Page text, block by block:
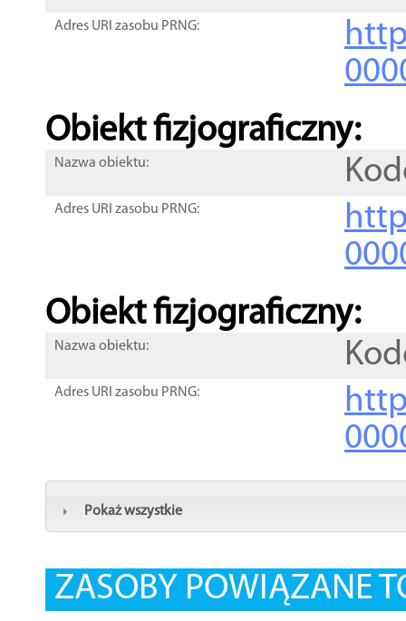
Adres URI zasobu PRNG:
Obiekt fizjograficzny:
Nazwa obiektu:
Adres URI zasobu PRNG:
Obiekt fizjograficzny:
Nazwa obiektu:
Adres URI zasobu PRNG:
Pokaż wszystkie
ZASOBY POWIĄZANE